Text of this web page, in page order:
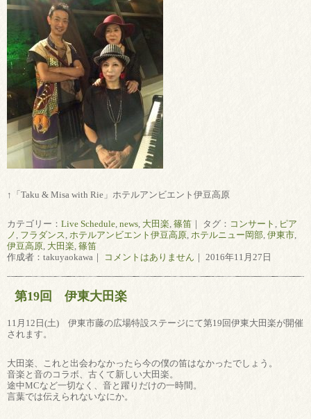
↑「Taku & Misa with Rie」ホテルアンビエント伊豆高原
カテゴリー： Live Schedule news 大田楽 篠笛 ｜ タグ： コンサート
ピア
ノ フラダンス ホテルアンビエント伊豆高原 ホテルニュー岡部 伊東市
伊豆高原 大田楽 篠笛
作成者：takuyaokawa｜
コメントはありません ｜ 2016年11月27日
第19回 伊東大田楽
11月12日(土) 伊東市藤の広場特設ステージにて第19回伊東大田楽が開催
されます。
大田楽、これと出会わなかったら今の僕の笛はなかったでしょう。
音楽と音のコラボ、古くて新しい大田楽。
途中MCなど一切なく、音と躍りだけの一時間。
言葉では伝えられないなにか。